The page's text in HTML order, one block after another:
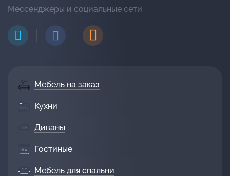
Мебель на заказ
Кухни
Диваны
Гостиные
Мебель для спальни
Мессенджеры и социальные сети